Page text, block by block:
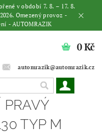
v období 7. 8. – 17. 8.
Omezený provoz -
- AUTOMRAZIK
automrazik@automrazik.cz
0 Kč
TYP M